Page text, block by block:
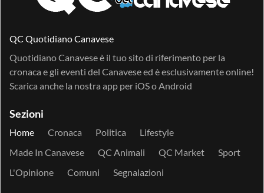
QC Quotidiano Canavese
Quotidiano Canavese è il tuo sito di riferimento per la
cronaca e gli eventi del Canavese ed è esclusivamente online!
Scarica anche la nostra app per iOSo Android
Sezioni
Home Cronaca Politica
Lifestyle
Made In Canavese
QC Animali QC Market
Sport
L'Opinione
Comuni Segnalazioni